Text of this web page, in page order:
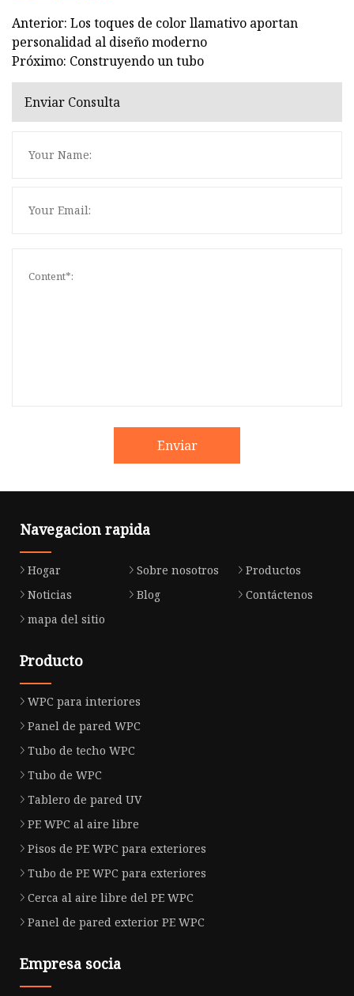
Anterior: Los toques de color llamativo aportan
personalidad al diseño moderno
Próximo: Construyendo un tubo
Enviar Consulta
Enviar
Navegacion rapida
Hogar Sobre nosotros
Productos
Noticias
Blog
Contáctenos
mapa del sitio
Producto
WPC para interiores
Panel de pared WPC
Tubo de techo WPC
Tubo de WPC
Tablero de pared UV
PE WPC al aire libre
Pisos de PE WPC para exteriores
Tubo de PE WPC para exteriores
Cerca al aire libre del PE WPC
Panel de pared exterior PE WPC
Empresa socia